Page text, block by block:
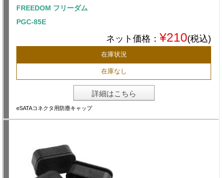
FREEDOM フリーダム
PGC-85E
ネット価格： ¥210(税込)
在庫状況
在庫なし
詳細はこちら
eSATAコネクタ用防塵キャップ